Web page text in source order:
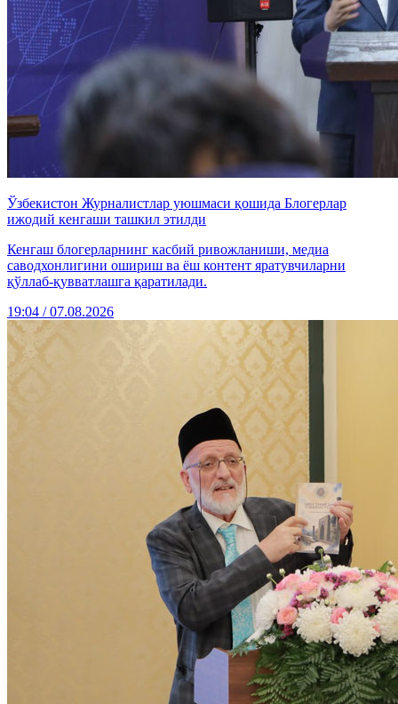
Ўзбекистон Журналистлар уюшмаси қошида Блогерлар
ижодий кенгаши ташкил этилди
Кенгаш блогерларнинг касбий ривожланиши, медиа
саводхонлигини ошириш ва ёш контент яратувчиларни
қўллаб-қувватлашга қаратилади.
19:04 / 07.08.2026